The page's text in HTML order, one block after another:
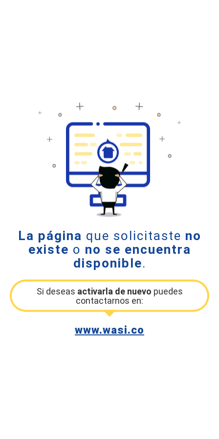
La página que solicitaste no
existe o no se encuentra
disponible.
Si deseas activarla de nuevo puedes
contactarnos en:
www.wasi.co